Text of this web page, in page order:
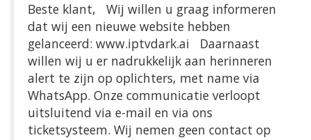
Beste klant, Wij willen u graag informeren
dat wij een nieuwe website hebben
gelanceerd: www.iptvdark.ai Daarnaast
willen wij u er nadrukkelijk aan herinneren
alert te zijn op oplichters, met name via
WhatsApp. Onze communicatie verloopt
uitsluitend via e-mail en via ons
ticketsysteem. Wij nemen geen contact op